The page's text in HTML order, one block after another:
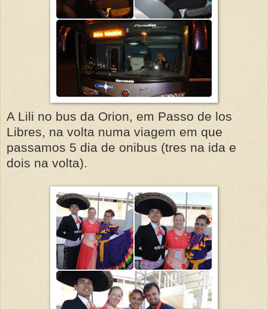
A Lili no bus da Orion, em Passo de los
Libres, na volta numa viagem em que
passamos 5 dia de onibus (tres na ida e
dois na volta).